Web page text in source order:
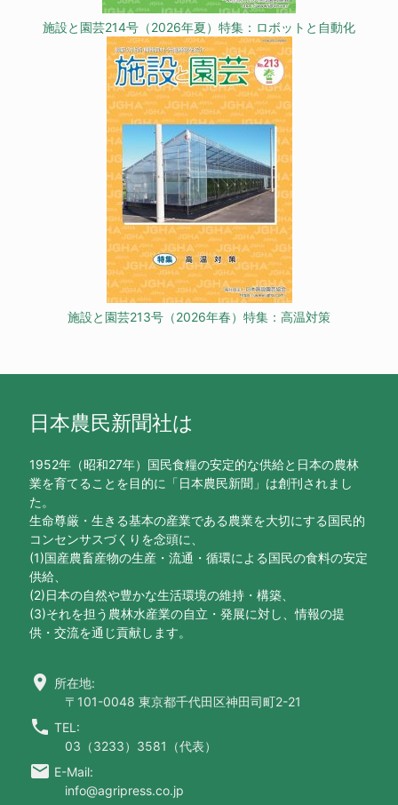
施設と園芸214号（2026年夏）特集：ロボットと自動化
施設と園芸213号（2026年春）特集：高温対策
日本農民新聞社は
1952年（昭和27年）国民食糧の安定的な供給と日本の農林
業を育てることを目的に「日本農民新聞」は創刊されまし
た。
生命尊厳・生きる基本の産業である農業を大切にする国民的
コンセンサスづくりを念頭に、
(1)国産農畜産物の生産・流通・循環による国民の食料の安定
供給、
(2)日本の自然や豊かな生活環境の維持・構築、
(3)それを担う農林水産業の自立・発展に対し、情報の提
供・交流を通じ貢献します。
location_on 所在地:
〒101-0048 東京都千代田区神田司町2-21
call TEL:
03（3233）3581（代表）
email E-Mail:
info@agripress.co.jp